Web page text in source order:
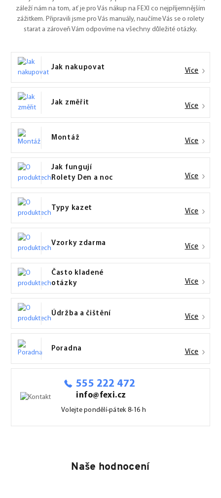
záleží nám na tom, ať je pro Vás nákup na FEXI co nejpříjemnějším
zážitkem. Připravili jsme pro Vás manuály, naučíme Vás se o rolety
starat a zároveň Vám odpovíme na všechny důležité otázky.
Jak nakupovat Více
Jak změřit Více
Montáž Více
Jak fungují
Rolety Den a noc
Více
Typy kazet Více
Vzorky zdarma Více
Často kladené
otázky
Více
Údržba a čištění Více
Poradna Více
555 222 472
info@fexi.cz
Volejte pondělí-pátek 8-16 h
Naše hodnocení